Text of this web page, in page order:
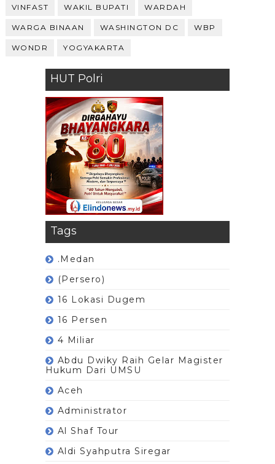
VINFAST WAKIL BUPATI WARDAH
WARGA BINAAN WASHINGTON DC WBP
WONDR YOGYAKARTA
HUT Polri
Tags
.Medan
(Persero)
16 Lokasi Dugem
16 Persen
4 Miliar
Abdu Dwiky Raih Gelar Magister
Hukum Dari UMSU
Aceh
Administrator
Al Shaf Tour
Aldi Syahputra Siregar